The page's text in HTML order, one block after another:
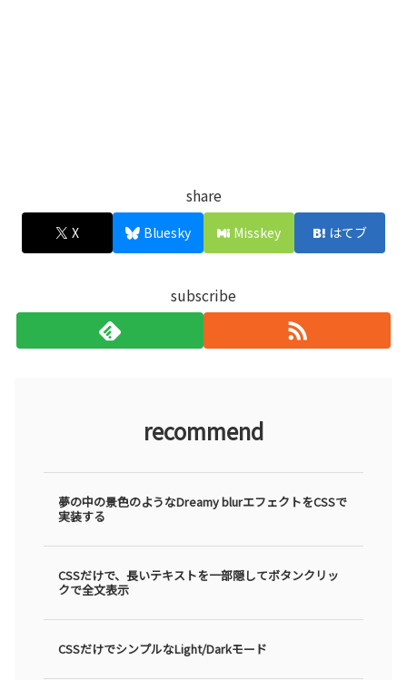
share
X Bluesky Misskey はてブ
subscribe
recommend
夢の中の景色のようなDreamy blurエフェクトをCSSで
実装する
CSSだけで、長いテキストを一部隠してボタンクリッ
クで全文表示
CSSだけでシンプルなLight/Darkモード